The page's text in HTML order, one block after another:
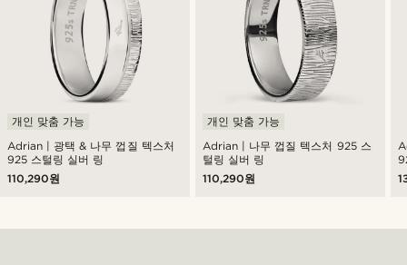
Adrian | 광택 & 나무 껍질 텍스처
925 스털링 실버 링
개인 맞춤 가능
110,290원
Adrian | 나무 껍질 텍스처 925 스
털링 실버 링
개인 맞춤 가능
110,290원